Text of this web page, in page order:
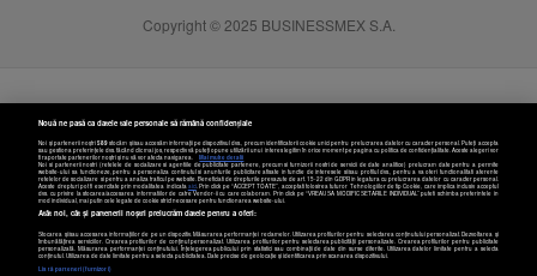
Copyright © 2025 BUSINESSMEX S.A.
Setări cookies
Nouă ne pasă ca datele tale personale să rămână confidențiale
Noi și partenerii noștri589stocăm și/sau accesăm informații pe dispozitivul dvs., precum identificatorii cookie unici pentru prelucrarea datelor cu caracter personal. Puteți accepta
sau gestiona preferințele dvs. făcând clic mai jos, respectiv vă puteți opune utilizării unui interes legitim în orice moment pe pagina cu politica de confidențialitate. Aceste alegeri vor
fi raportate partenerilor noștri și nu vă vor afecta navigarea.
Mai multe detalii
Noi si partenerii nostri (retelele de socializare si agentiile de publicitate partenere, precum si furnizorii nostri de servicii de date analitice) prelucram date pentru a permite
website-ului sa functioneze, pentru a personaliza continutul si anunturile publicitare afisate in functie de interesele si/sau profilul dvs., pentru a va oferi functionalitati aferente
retelelor de socializare si pentru a analiza traficul pe website. Beneficiati de drepturile prevazute de art. 15-22 din GDPR in legatura cu prelucrarea datelor cu caracter personal.
Aceste drepturi pot fi exercitate prin modalitatea indicataaici. Prin click pe “ACCEPT TOATE”, acceptati folosirea tuturor Tehnologiilor de tip Cookie, care implica inclusiv acceptul
dvs. cu privire la stocarea/accesarea informatiilor de catre Vendor-ii cu care colaboram. Prin click pe “VREAU SA MODIFIC SETARILE INDIVIDUAL” puteti schimba preferintele in
mod individual, mai putin cele legate de cookie strict necesare pentru functionarea website-ului.
Atât noi, cât și partenerii noștri prelucrăm datele pentru a oferi:
Stocarea și/sau accesarea informațiilor de pe un dispozitiv. Măsurarea performanței reclamelor. Utilizarea profilurilor pentru selectarea conținutului personalizat. Dezvoltarea și
îmbunătățirea serviciilor. Crearea profilurilor de conținut personalizat. Utilizarea profilurilor pentru selectarea publicității personalizate. Crearea profilurilor pentru publicitate
personalizată. Măsurarea performanței conținutului. Înțelegerea publicului prin statistici sau combinații de date din surse diferite. Utilizarea datelor limitate pentru a selecta
conținutul. Utilizarea de date limitate pentru a selecta publicitatea. Date precise de geolocație și identificarea prin scanarea dispozitivului.
Listă parteneri (furnizori)